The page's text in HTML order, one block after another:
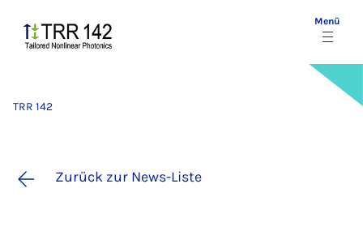
Menü
TRR 142
Zurück zur News-Liste